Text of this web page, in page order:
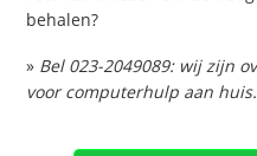
behalen?
» Bel 023-2049089: wij zijn
voor computerhulp aan huis.